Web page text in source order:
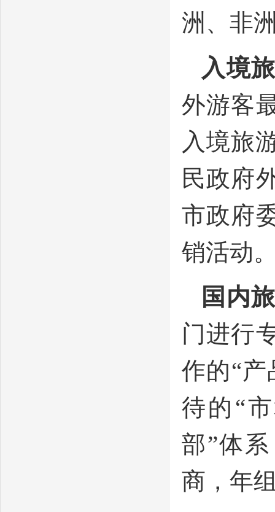
洲、非
入境
外游客
入境旅
民政府
市政府
销活动
国内
门进行
作的“
待的“
部”体
商，年